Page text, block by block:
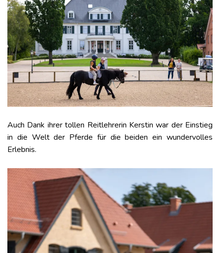
Auch Dank ihrer tollen Reitlehrerin Kerstin war der Einstieg
in die Welt der Pferde für die beiden ein wundervolles
Erlebnis.